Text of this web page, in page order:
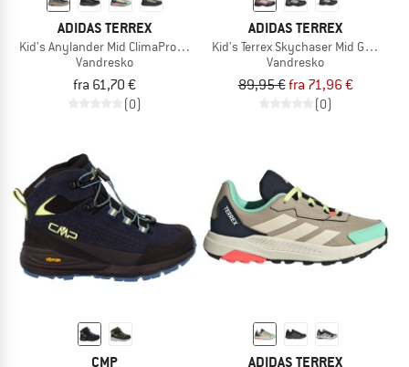
ADIDAS TERREX
Kid's Anylander Mid ClimaProof CF
Vandresko
fra 61,70 €
(0)
ADIDAS TERREX
Kid's Terrex Skychaser Mid GORE-TEX
Vandresko
89,95 €fra 71,96 €
(0)
CMP ADIDAS TERREX